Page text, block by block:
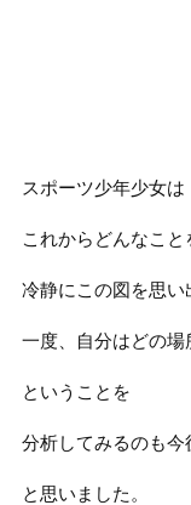
スポーツ少年少女は
これからどんなこと
冷静にこの図を思い
一度、自分はどの場
ということを
分析してみるのも今
と思いました。